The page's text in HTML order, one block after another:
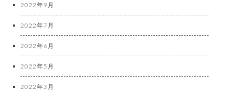
2022年9月
2022年7月
2022年6月
2022年5月
2022年3月